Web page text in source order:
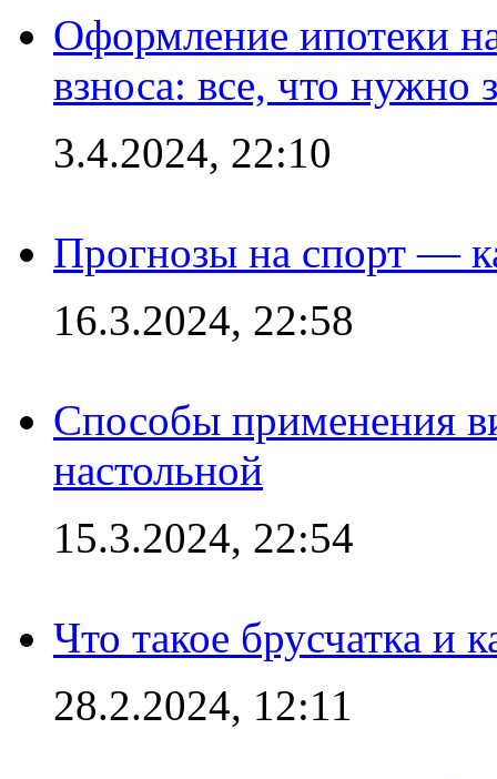
Оформление ипотеки
взноса: все, что нужно
3.4.2024, 22:10
Прогнозы на спорт —
16.3.2024, 22:58
Способы применения
настольной
15.3.2024, 22:54
Что такое брусчатка и
28.2.2024, 12:11